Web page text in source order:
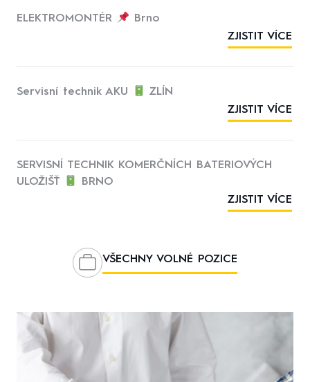
ELEKTROMONTÉR
Brno
ZJISTIT VÍCE
Servisní technik AKU
ZLÍN
ZJISTIT VÍCE
SERVISNÍ TECHNIK KOMERČNÍCH BATERIOVÝCH
ULOŽIŠŤ
BRNO
ZJISTIT VÍCE
VŠECHNY VOLNÉ POZICE